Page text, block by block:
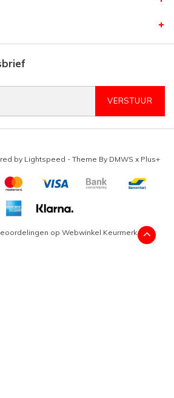
VERSTUUR
by Lightspeed - Theme By DMWS x Plus+
op Webwinkel Keurmerk